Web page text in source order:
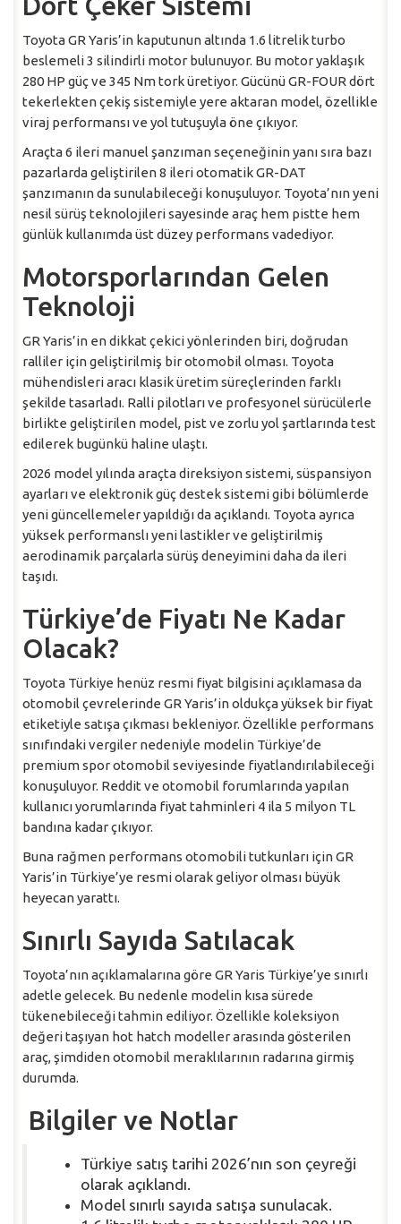
Toyota GR Yaris’in kaputunun altında 1.6 litrelik turbo
beslemeli 3 silindirli motor bulunuyor. Bu motor yaklaşık
280 HP güç ve 345 Nm tork üretiyor. Gücünü GR-FOUR dört
tekerlekten çekiş sistemiyle yere aktaran model, özellikle
viraj performansı ve yol tutuşuyla öne çıkıyor.
Araçta 6 ileri manuel şanzıman seçeneğinin yanı sıra bazı
pazarlarda geliştirilen 8 ileri otomatik GR-DAT
şanzımanın da sunulabileceği konuşuluyor. Toyota’nın yeni
nesil sürüş teknolojileri sayesinde araç hem pistte hem
günlük kullanımda üst düzey performans vadediyor.
Motorsporlarından Gelen
Teknoloji
GR Yaris’in en dikkat çekici yönlerinden biri, doğrudan
ralliler için geliştirilmiş bir otomobil olması. Toyota
mühendisleri aracı klasik üretim süreçlerinden farklı
şekilde tasarladı. Ralli pilotları ve profesyonel sürücülerle
birlikte geliştirilen model, pist ve zorlu yol şartlarında test
edilerek bugünkü haline ulaştı.
2026 model yılında araçta direksiyon sistemi, süspansiyon
ayarları ve elektronik güç destek sistemi gibi bölümlerde
yeni güncellemeler yapıldığı da açıklandı. Toyota ayrıca
yüksek performanslı yeni lastikler ve geliştirilmiş
aerodinamik parçalarla sürüş deneyimini daha da ileri
taşıdı.
Türkiye’de Fiyatı Ne Kadar
Olacak?
Toyota Türkiye henüz resmi fiyat bilgisini açıklamasa da
otomobil çevrelerinde GR Yaris’in oldukça yüksek bir fiyat
etiketiyle satışa çıkması bekleniyor. Özellikle performans
sınıfındaki vergiler nedeniyle modelin Türkiye’de
premium spor otomobil seviyesinde fiyatlandırılabileceği
konuşuluyor. Reddit ve otomobil forumlarında yapılan
kullanıcı yorumlarında fiyat tahminleri 4 ila 5 milyon TL
bandına kadar çıkıyor.
Buna rağmen performans otomobili tutkunları için GR
Yaris’in Türkiye’ye resmi olarak geliyor olması büyük
heyecan yarattı.
Sınırlı Sayıda Satılacak
Toyota’nın açıklamalarına göre GR Yaris Türkiye’ye sınırlı
adetle gelecek. Bu nedenle modelin kısa sürede
tükenebileceği tahmin ediliyor. Özellikle koleksiyon
değeri taşıyan hot hatch modeller arasında gösterilen
araç, şimdiden otomobil meraklılarının radarına girmiş
durumda.
Bilgiler ve Notlar
Türkiye satış tarihi 2026’nın son çeyreği
olarak açıklandı.
Model sınırlı sayıda satışa sunulacak.